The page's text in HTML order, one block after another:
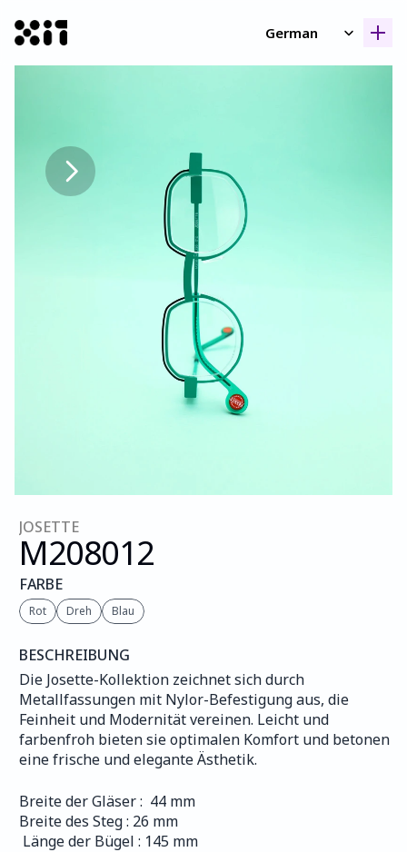
German
JOSETTE
M208012
FARBE
Rot Dreh Blau
BESCHREIBUNG
Die Josette-Kollektion zeichnet sich durch
Metallfassungen mit Nylor-Befestigung aus, die
Feinheit und Modernität vereinen. Leicht und
farbenfroh bieten sie optimalen Komfort und betonen
eine frische und elegante Ästhetik.
Breite der Gläser :  44 mm
Breite des Steg : 26 mm
Länge der Bügel : 145 mm